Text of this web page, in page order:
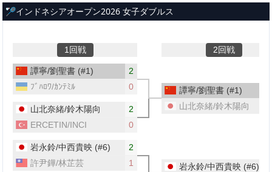
メインコンテンツへスキップ
🏸インドネシアオープン2026 女子ダブルス
1回戦 2回戦
譚寧/劉聖書(#1)
2
ﾌﾞﾊﾛﾜ/ｶﾝﾃﾐﾙ
0
山北奈緒/鈴木陽向
2
ERCETIN/INCI
0
岩永鈴/中西貴映(#6)
2
許尹鏵/林芷芸
1
譚寧/劉聖書(#1)
山北奈緒/鈴木陽向
岩永鈴/中西貴映(#6)